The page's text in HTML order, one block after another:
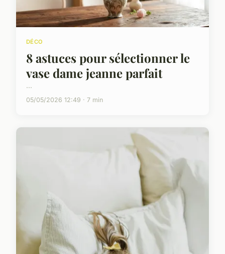
DÉCO
8 astuces pour sélectionner le
vase dame jeanne parfait
...
05/05/2026 12:49 · 7 min